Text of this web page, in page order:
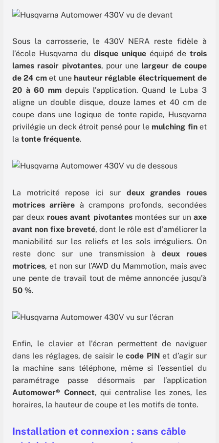
Sous la carrosserie, le 430V NERA reste fidèle à
l’école Husqvarna du disque unique équipé de trois
lames rasoir pivotantes, pour une largeur de coupe
de 24 cmet une hauteur réglable électriquement de
20 à 60 mmdepuis l’application. Quand le Luba 3
aligne un double disque, douze lames et 40 cm de
coupe dans une logique de tonte rapide, Husqvarna
privilégie un deck étroit pensé pour le mulching finet
la tonte fréquente.
La motricité repose ici sur deux grandes roues
motrices arrière à crampons profonds, secondées
par deux roues avant pivotantesmontées sur un axe
avant non fixe breveté, dont le rôle est d’améliorer la
maniabilité sur les reliefs et les sols irréguliers. On
reste donc sur une transmission à deux roues
motrices, et non sur l’AWD du Mammotion, mais avec
une pente de travail tout de même annoncée jusqu’à
50 %.
Enfin, le clavier et l’écran permettent de naviguer
dans les réglages, de saisir lecode PIN et d’agir sur
la machine sans téléphone, même si l’essentiel du
paramétrage passe désormais par l’application
Automower® Connect, qui centralise les zones, les
horaires, la hauteur de coupe et les motifs de tonte.
Installation et connexion : sans câble